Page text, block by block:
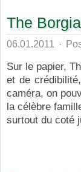
The
06.01.2011 ·
Sur le papier,
et de
caméra, on
la célèbre
surtout du coté